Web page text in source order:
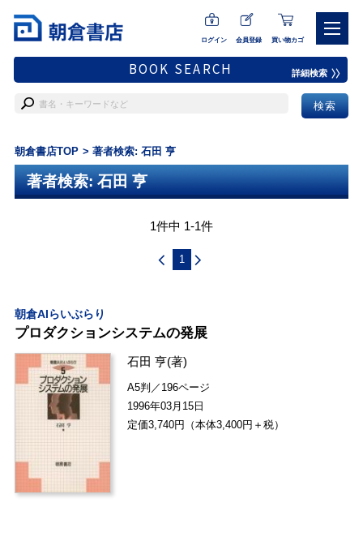
ログイン 会員登録 買い物カゴ
BOOK SEARCH 詳細検索
朝倉書店TOP 著者検索: 石田 亨
著者検索: 石田 亨
1件中 1-1件
1
朝倉AIらいぶらり
プロダクションシステムの発展
石田 亨(著)
A5判／196ページ
1996年03月15日
定価3,740円（本体3,400円＋税）